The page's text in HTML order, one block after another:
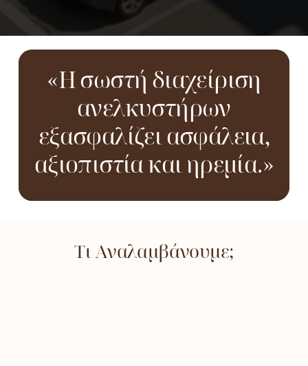
«Η σωστή διαχείριση
ανελκυστήρων
εξασφαλίζει ασφάλεια,
αξιοπιστία και ηρεμία.»
Τι Αναλαμβάνουμε;